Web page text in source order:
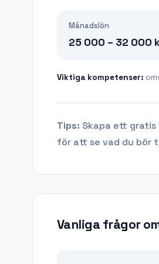
Månadslön
25 000 – 32 000
Viktiga kompetenser:
Tips: Skapa ett
för att se vad du bör
Vanliga frågor